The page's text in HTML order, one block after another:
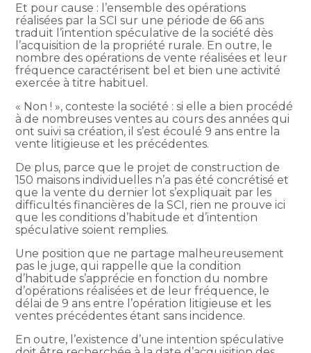
Et pour cause : l’ensemble des opérations
réalisées par la SCI sur une période de 66 ans
traduit l’intention spéculative de la société dès
l’acquisition de la propriété rurale. En outre, le
nombre des opérations de vente réalisées et leur
fréquence caractérisent bel et bien une activité
exercée à titre habituel.
« Non ! », conteste la société : si elle a bien procédé
à de nombreuses ventes au cours des années qui
ont suivi sa création, il s’est écoulé 9 ans entre la
vente litigieuse et les précédentes.
De plus, parce que le projet de construction de
150 maisons individuelles n’a pas été concrétisé et
que la vente du dernier lot s’expliquait par les
difficultés financières de la SCI, rien ne prouve ici
que les conditions d’habitude et d’intention
spéculative soient remplies.
Une position que ne partage malheureusement
pas le juge, qui rappelle que la condition
d’habitude s’apprécie en fonction du nombre
d’opérations réalisées et de leur fréquence, le
délai de 9 ans entre l’opération litigieuse et les
ventes précédentes étant sans incidence.
En outre, l’existence d’une intention spéculative